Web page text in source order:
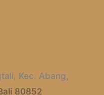
Kec. Abang,
80852